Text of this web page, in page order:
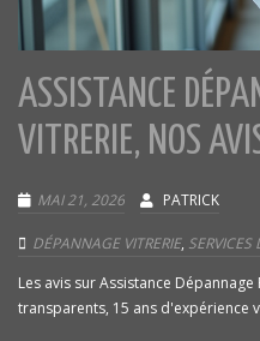
ASSISTANCE
VITRERIE, NOS
MAI 21, 2026 PATRICK
DÉPANNAGE VITRERIE,
Les avis sur Assistance
transparents, 15 ans d'expérience